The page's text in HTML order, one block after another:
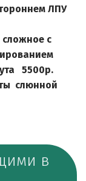
ЛПУ
сложное с
5500р.
слюнной
в